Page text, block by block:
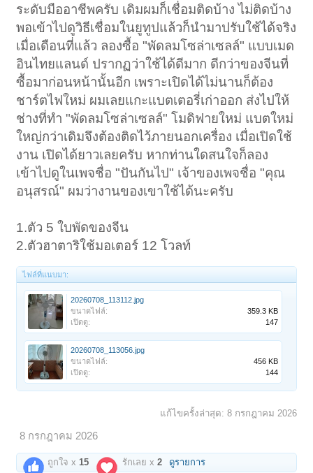
ระดับมืออาชีพครับ เดิมผมก็เชื่อมติดบ้าง ไม่ติดบ้าง
พอเข้าไปดูวิธีเชื่อมในยูทูปแล้วก็นำมาปรับใช้ได้จริง
เมื่อเดือนที่แล้ว ลองซื้อ "พัดลมโซล่าเซลล์" แบบเมด
อินไทยแลนด์ ปรากฏว่าใช้ได้ดีมาก ดีกว่าของจีนที่
ซื้อมาก่อนหน้านั้นอีก เพราะเปิดได้ไม่นานก็ต้อง
ชาร์ตไฟใหม่ ผมเลยแกะแบตเตอรี่เก่าออก ส่งไปให้
ช่างที่ทำ "พัดลมโซล่าเซลล์" โมดิฟายใหม่ แบตใหม่
ใหญ่กว่าเดิมจึงต้องติดไว้ภายนอกเครื่อง เมื่อเปิดใช้
งาน เปิดได้ยาวเลยครับ หากท่านใดสนใจก็ลอง
เข้าไปดูในเพจชื่อ "ปันกันไป" เจ้าของเพจชื่อ "คุณ
อนุสรณ์" ผมว่างานของเขาใช้ได้นะครับ
1.ตัว 5 ใบพัดของจีน
2.ตัวฮาตาริใช้มอเตอร์ 12 โวลท์
ไฟล์ที่แนบมา:
20260708_113112.jpg
ขนาดไฟล์:
359.3 KB
เปิดดู:
147
20260708_113056.jpg
ขนาดไฟล์:
456 KB
เปิดดู:
144
แก้ไขครั้งล่าสุด: 8 กรกฎาคม 2026
8 กรกฎาคม 2026
ถูกใจ x15 รักเลย x2 ดูรายการ